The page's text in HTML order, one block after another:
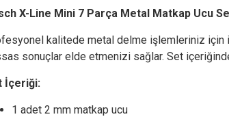
X-Line Mini 7 Parça Metal Matkap Ucu
kalitede metal delme işlemleriniz için
sonuçlar elde etmenizi sağlar. Set
İçeriği:
1 adet 2 mm matkap ucu